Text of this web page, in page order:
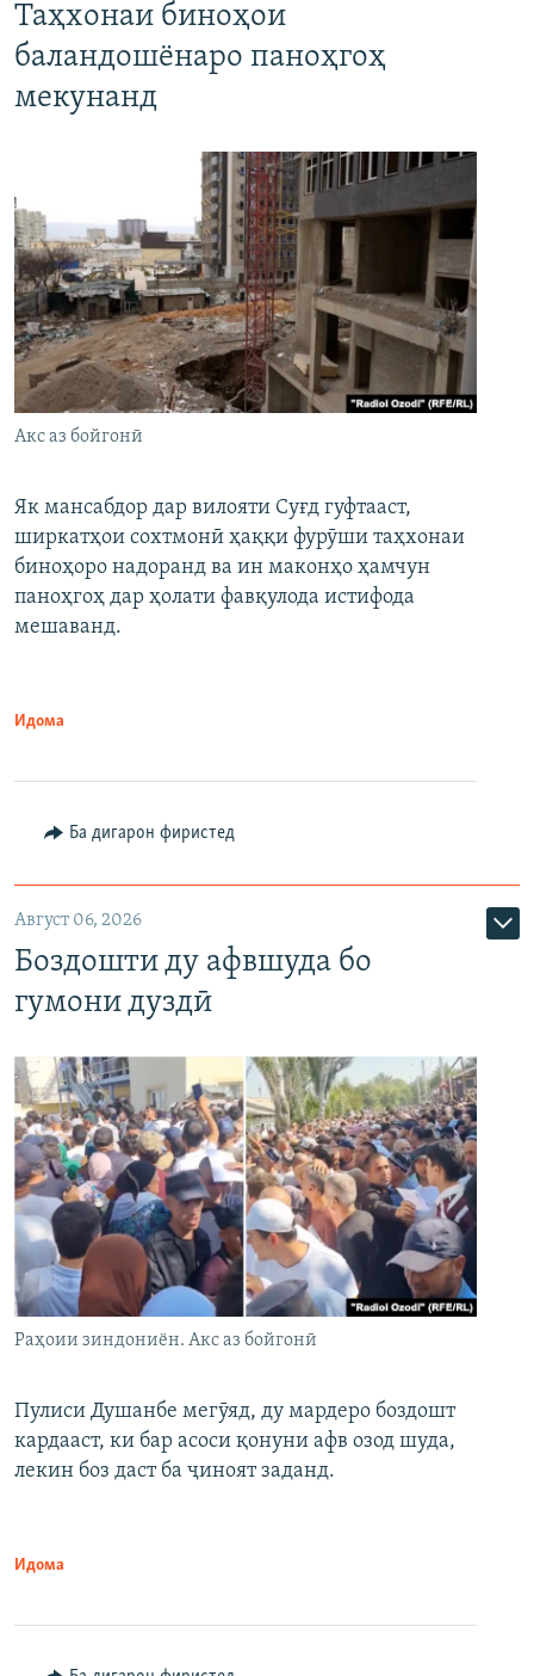
Таҳхонаи биноҳои
баландошёнаро паноҳгоҳ
мекунанд
Акс аз бойгонӣ
Як мансабдор дар вилояти Суғд гуфтааст,
ширкатҳои сохтмонӣ ҳаққи фурӯши таҳхонаи
биноҳоро надоранд ва ин маконҳо ҳамчун
паноҳгоҳ дар ҳолати фавқулода истифода
мешаванд.
Идома
Ба дигарон фиристед
Август 06, 2026
Боздошти ду афвшуда бо
гумони дуздӣ
Раҳоии зиндониён. Акс аз бойгонӣ
Пулиси Душанбе мегӯяд, ду мардеро боздошт
кардааст, ки бар асоси қонуни афв озод шуда,
лекин боз даст ба ҷиноят заданд.
Идома